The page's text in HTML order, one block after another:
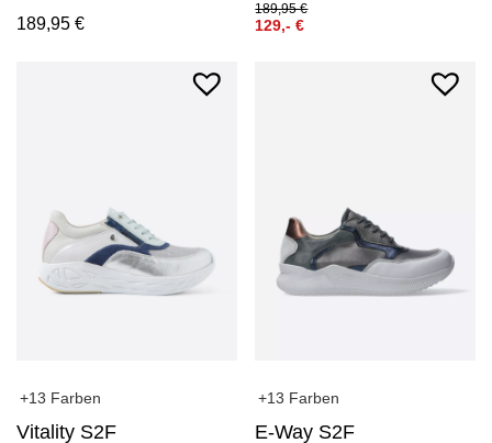
189,95 €
189,95€
129,-€
+13 Farben
Vitality S2F
+13 Farben
E-Way S2F